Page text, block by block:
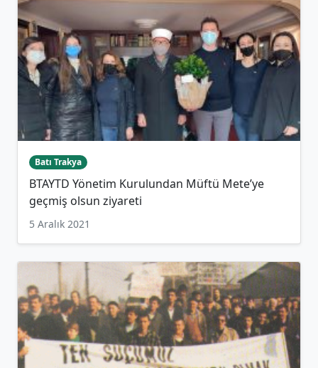
Batı Trakya
BTAYTD Yönetim Kurulundan Müftü Mete’ye
geçmiş olsun ziyareti
5 Aralık 2021